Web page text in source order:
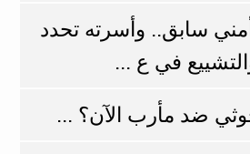
سابق.. وأسرته تحدد
في ع ...
ضد مأرب الآن؟ ...